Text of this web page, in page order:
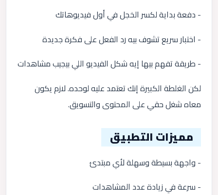
- دفعة بداية لكسر الخجل في أول فيديوهاتك
- اختبار سريع تشوف بيه رد الفعل على فكرة جديدة
- طريقة تفهم بيها إيه شكل الفيديو اللي بيجيب مشاهدات
لكن الغلطة الكبيرة إنك تعتمد عليه لوحده. لازم يكون
معاه شغل حقي على المحتوى والتسويق.
مميزات التطبيق
- واجهة بسيطة وسهلة لأي مبتدئ
- سرعة في زيادة عدد المشاهدات